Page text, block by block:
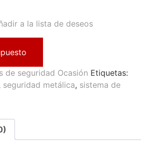
a la lista de deseos
de seguridad Ocasión Etiquetas:
seguridad metálica, sistema de